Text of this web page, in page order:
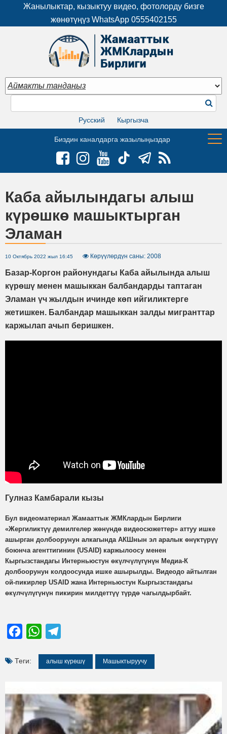
Жанылыктар, кызыктуу видео, фотолорду бизге
жөнөтүңүз WhatsApp 0555402155
Русский Кыргызча
Биздин каналдарга жазылыңыздар
Каба айылындагы алыш
күрөшкө машыктырган
Эламан
10 Октябрь 2022 жыл 16:45 Көрүүлөрдүн саны: 2008
Базар-Коргон районундагы Каба айылында алыш
күрөшү менен машыккан балбандарды таптаган
Эламан үч жылдын ичинде көп ийгиликтерге
жетишкен. Балбандар машыккан залды мигранттар
каржылап ачып беришкен.
Гулназ Камбарали кызы
Бул видеоматериал Жамааттык ЖМКлардын Бирлиги
«Жергиликтүү демилгелер жөнүндө видеосюжеттер» аттуу ишке
ашырган долбоорунун алкагында АКШнын эл аралык өнүктүрүү
боюнча агенттигинин (USAID) каржылоосу менен
Кыргызстандагы Интерньюстун өкүлчүлүгүнүн Медиа-К
долбоорунун колдоосунда ишке ашырылды. Видеодо айтылган
ой-пикирлер USAID жана Интерньюстун Кыргызстандагы
өкүлчүлүгүнүн пикирин милдеттүү түрдө чагылдырбайт.
FacebookWhatsApp
Теги: алыш күрөшү Машыктыруучу